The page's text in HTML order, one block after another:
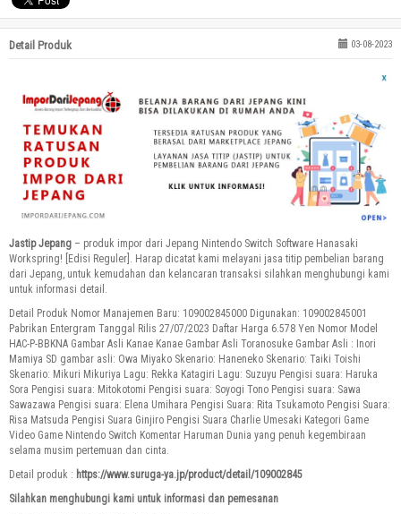
Detail Produk 03-08-2023
Jastip Jepang – produk impor dari Jepang Nintendo Switch Software Hanasaki
Workspring! [Edisi Reguler]. Harap dicatat kami melayani jasa titip pembelian barang
dari Jepang, untuk kemudahan dan kelancaran transaksi silahkan menghubungi kami
untuk informasi detail.
Detail Produk Nomor Manajemen Baru: 109002845000 Digunakan: 109002845001
Pabrikan Entergram Tanggal Rilis 27/07/2023 Daftar Harga 6.578 Yen Nomor Model
HAC-P-BBKNA Gambar Asli Kanae Kanae Gambar Asli Toranosuke Gambar Asli : Inori
Mamiya SD gambar asli: Owa Miyako Skenario: Haneneko Skenario: Taiki Toishi
Skenario: Mikuri Mikuriya Lagu: Rekka Katagiri Lagu: Suzuyu Pengisi suara: Haruka
Sora Pengisi suara: Mitokotomi Pengisi suara: Soyogi Tono Pengisi suara: Sawa
Sawazawa Pengisi suara: Elena Umihara Pengisi Suara: Rita Tsukamoto Pengisi Suara:
Risa Matsuda Pengisi Suara Ginjiro Pengisi Suara Charlie Umesaki Kategori Game
Video Game Nintendo Switch Komentar Haruman Dunia yang penuh kegembiraan
selama musim pertemuan dan cinta.
Detail produk : https://www.suruga-ya.jp/product/detail/109002845
Silahkan menghubungi kami untuk informasi dan pemesanan